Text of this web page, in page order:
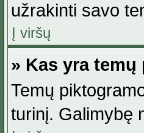
užrakinti savo
Į viršų
» Kas yra
Temų
turinį. Galimybę